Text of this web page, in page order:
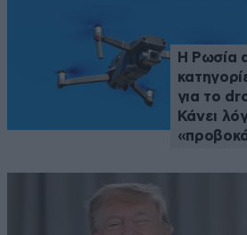
Η Ρωσία
για το
Κάνει